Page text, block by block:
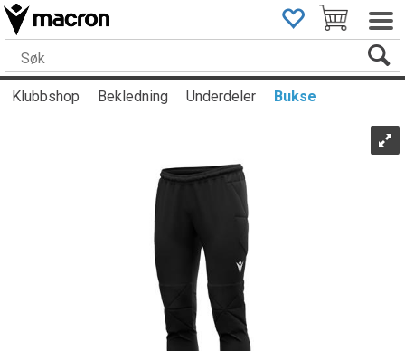
Klubbshop Bekledning Underdeler Bukse